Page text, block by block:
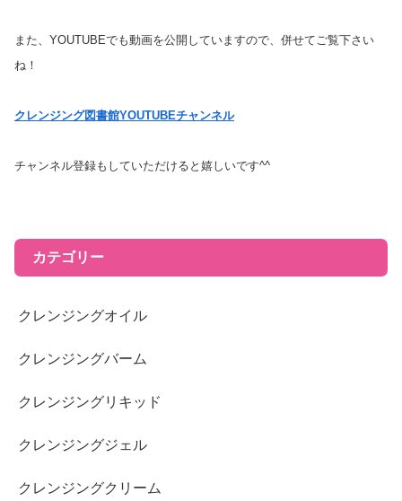
また、YOUTUBEでも動画を公開していますので、併せてご覧下さい
ね！
クレンジング図書館YOUTUBEチャンネル
チャンネル登録もしていただけると嬉しいです^^
カテゴリー
クレンジングオイル
クレンジングバーム
クレンジングリキッド
クレンジングジェル
クレンジングクリーム